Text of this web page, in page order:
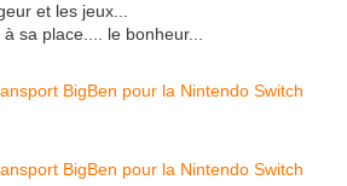
et les jeux...
sa place.... le bonheur...